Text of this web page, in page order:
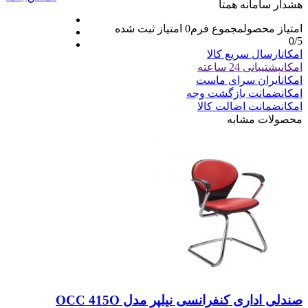
هشدار سامانه همتا
امتیاز محصولمجموع فرم0 امتیاز ثبت شده
0/5
امکانارسال سریع کالا
امکانپشتیبانی 24 ساعته
امکانایران سرای ماست
امکانضمانت بازگشت وجه
امکانضمانت اضالت کالا
محصولات مشابه
صندلی اداری کنفرانسی نیلپر مدل OCC 415O